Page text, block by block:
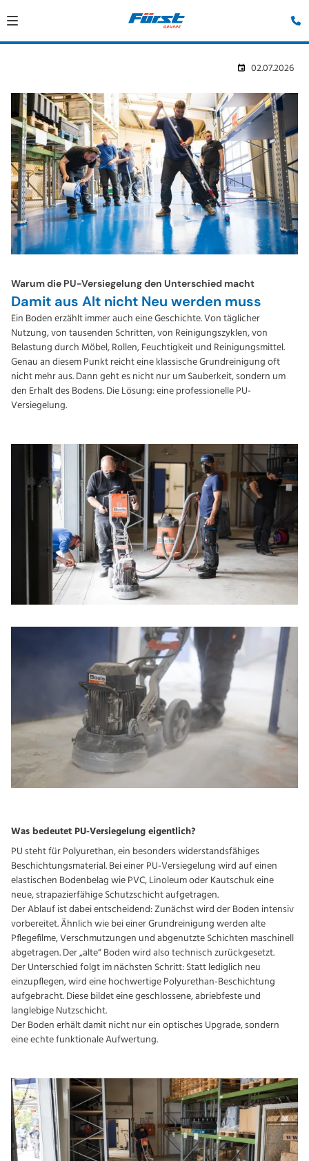
02.07.2026
Warum die PU-Versiegelung den Unterschied macht
Damit aus Alt nicht Neu werden muss
Ein Boden erzählt immer auch eine Geschichte. Von täglicher
Nutzung, von tausenden Schritten, von Reinigungszyklen, von
Belastung durch Möbel, Rollen, Feuchtigkeit und Reinigungsmittel.
Genau an diesem Punkt reicht eine klassische Grundreinigung oft
nicht mehr aus. Dann geht es nicht nur um Sauberkeit, sondern um
den Erhalt des Bodens. Die Lösung: eine professionelle PU-
Versiegelung.
Was bedeutet PU-Versiegelung eigentlich?
PU steht für Polyurethan, ein besonders widerstandsfähiges
Beschichtungsmaterial. Bei einer PU-Versiegelung wird auf einen
elastischen Bodenbelag wie PVC, Linoleum oder Kautschuk eine
neue, strapazierfähige Schutzschicht aufgetragen.
Der Ablauf ist dabei entscheidend: Zunächst wird der Boden intensiv
vorbereitet. Ähnlich wie bei einer Grundreinigung werden alte
Pflegefilme, Verschmutzungen und abgenutzte Schichten maschinell
abgetragen. Der „alte“ Boden wird also technisch zurückgesetzt.
Der Unterschied folgt im nächsten Schritt: Statt lediglich neu
einzupflegen, wird eine hochwertige Polyurethan-Beschichtung
aufgebracht. Diese bildet eine geschlossene, abriebfeste und
langlebige Nutzschicht.
Der Boden erhält damit nicht nur ein optisches Upgrade, sondern
eine echte funktionale Aufwertung.